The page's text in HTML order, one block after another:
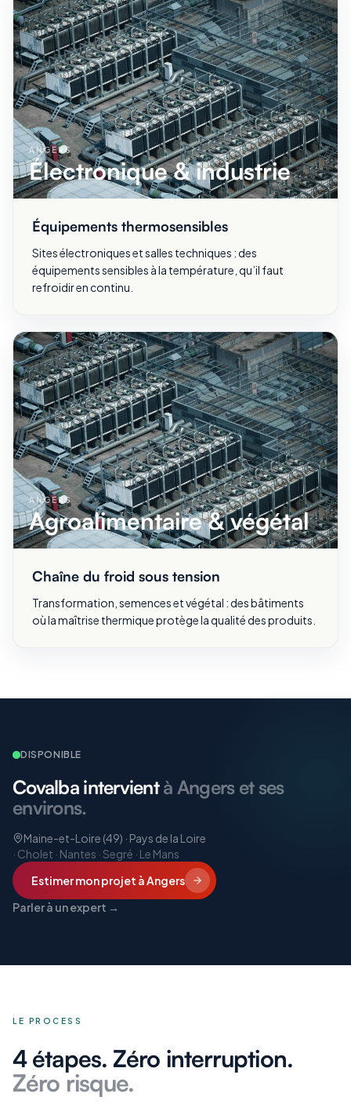
ANGERS
Électronique & industrie
Équipements thermosensibles
Sites électroniques et salles techniques : des
équipements sensibles à la température, qu’il faut
refroidir en continu.
ANGERS
Agroalimentaire & végétal
Chaîne du froid sous tension
Transformation, semences et végétal : des bâtiments
où la maîtrise thermique protège la qualité des produits.
DISPONIBLE
Covalba intervientà Angers et ses
environs.
Maine-et-Loire (49) · Pays de la Loire
· Cholet · Nantes · Segré · Le Mans
Estimer mon projet à Angers
Parler à un expert →
LE PROCESS
4 étapes. Zéro interruption.
Zéro risque.